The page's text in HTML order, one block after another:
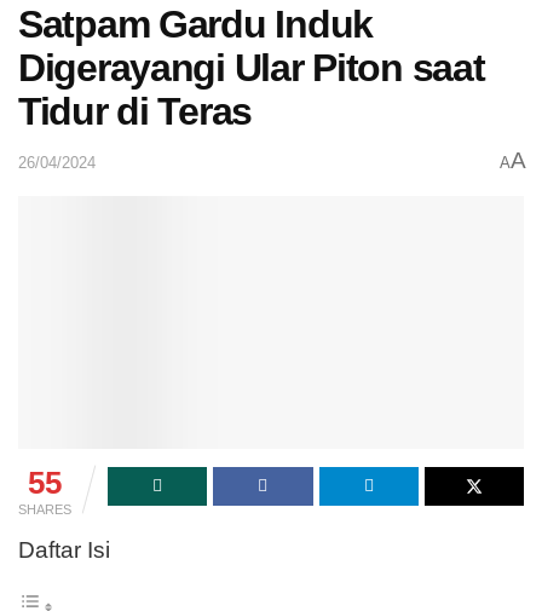
Satpam Gardu Induk
Digerayangi Ular Piton saat
Tidur di Teras
26/04/2024 AA
55
SHARES
Daftar Isi